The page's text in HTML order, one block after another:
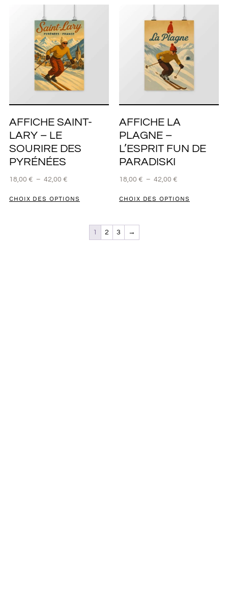
AFFICHE SAINT-
LARY – LE
SOURIRE DES
PYRÉNÉES
18,00 € – 42,00 €
CHOIX DES OPTIONS
AFFICHE LA
PLAGNE –
L’ESPRIT FUN DE
PARADISKI
18,00 € – 42,00 €
CHOIX DES OPTIONS
1 2 3 →